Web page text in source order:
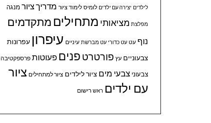
לילדים יצירה עם ילדים לומיס לימוד ציור מדריך ציור מנגה
מפלצת מציאותי מתחילים מתקדמים
נוף עט עט כדורי עט מברשת עיניים עיפרון עפרונות
צבעוניים עץ פורטרט פנים פעוטות פרספקטיבה
צבעוני צבעי מים ציור לילדים ציור למתחילים ציור
עם ילדים ראש רישום